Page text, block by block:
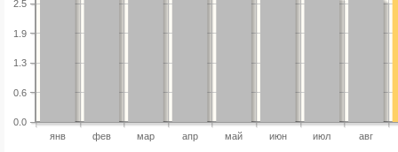
янв фев мар апр май июн июл авг
0.0
0.6
1.3
1.9
2.5